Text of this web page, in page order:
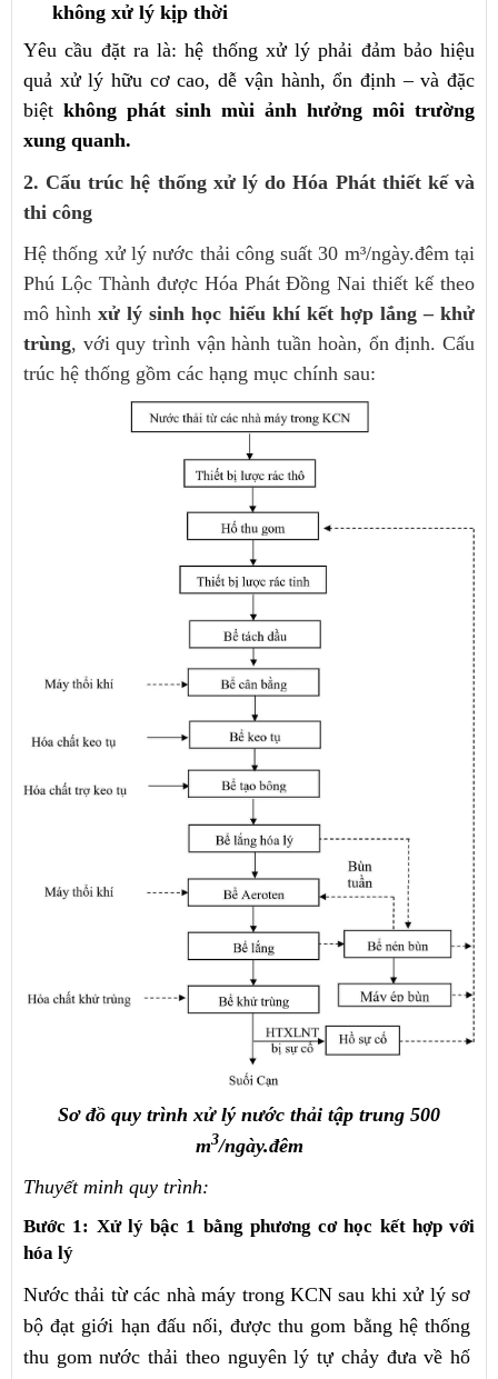
không xử lý kịp thời
Yêu cầu đặt ra là: hệ thống xử lý phải đảm bảo hiệu
quả xử lý hữu cơ cao, dễ vận hành, ổn định – và đặc
biệt không phát sinh mùi ảnh hưởng môi trường
xung quanh.
2. Cấu trúc hệ thống xử lý do Hóa Phát thiết kế và
thi công
Hệ thống xử lý nước thải công suất 30 m³/ngày.đêm tại
Phú Lộc Thành được Hóa Phát Đồng Nai thiết kế theo
mô hìnhxử lý sinh học hiếu khí kết hợp lắng – khử
trùng, với quy trình vận hành tuần hoàn, ổn định. Cấu
trúc hệ thống gồm các hạng mục chính sau:
Sơ đồ quy trình xử lý nước thải tập trung 500
m3/ngày.đêm
Thuyết minh quy trình:
Bước 1: Xử lý bậc 1 bằng phương cơ học kết hợp với
hóa lý
Nước thải từ các nhà máy trong KCN sau khi xử lý sơ
bộ đạt giới hạn đấu nối, được thu gom bằng hệ thống
thu gom nước thải theo nguyên lý tự chảy đưa về hố